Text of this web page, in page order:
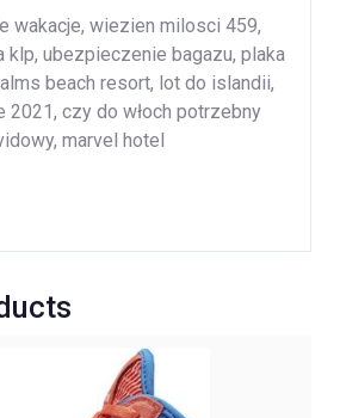
wakacje, wiezien milosci 459,
klp, ubezpieczenie bagazu, plaka
beach resort, lot do islandii,
2021, czy do włoch potrzebny
marvel hotel